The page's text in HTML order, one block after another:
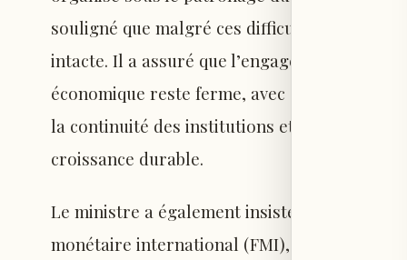
souligné que malgré ces difficultés
intacte. Il a assuré que l’engagement du
économique reste ferme, avec des efforts
la continuité des institutions et établir les
croissance durable.
Le ministre a également insisté sur
monétaire international (FMI), qu’il